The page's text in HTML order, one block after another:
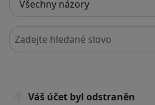
Hledejte v názorech
Váš účet byl odstraněn